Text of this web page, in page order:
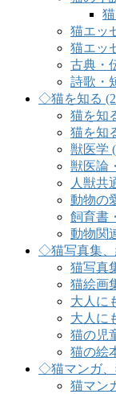
猫エッ
猫エッ
古典・
詩歌・
◇猫を知る
猫を知
猫を知
獣医学
獣医論
人獣共
動物の
飼育書
動物関
◇猫写真集、
猫写真
猫絵画
大人に
大人に
猫の児
猫の絵
◇猫マンガ、
猫マン